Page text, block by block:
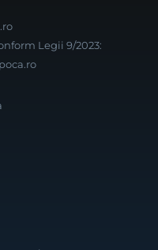
Legii 9/2023: